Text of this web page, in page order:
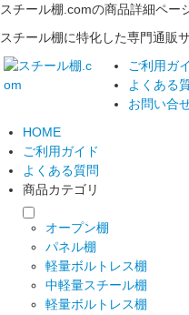
スチール棚.comの商品詳細ペー
スチール棚に特化した専門通販
ご利用ガ
よくある
お問い合
HOME
ご利用ガイド
よくある質問
商品カテゴリ
オープン棚
パネル棚
軽量ボルトレス棚
中軽量スチール棚
軽量ボルトレス棚